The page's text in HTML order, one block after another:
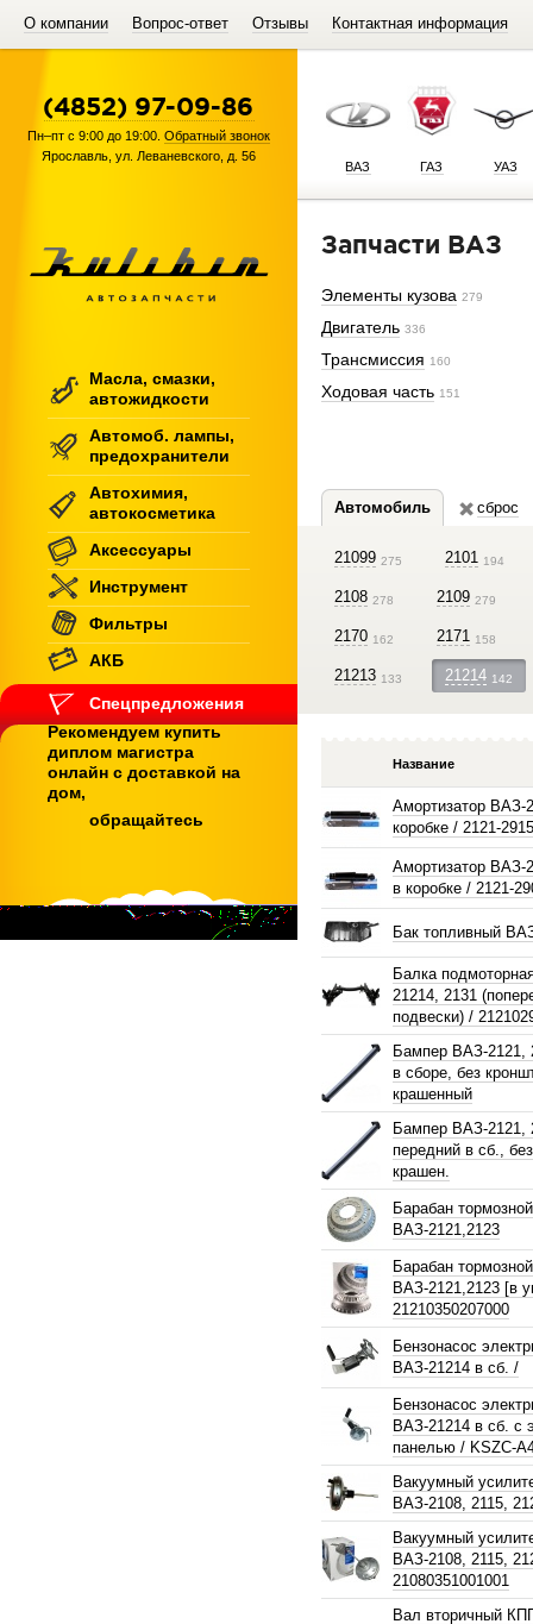
О компании Вопрос-ответ Отзывы Контактная информация
ВАЗ ГАЗ УАЗ
Запчасти ВАЗ
Элементы кузова 279
Двигатель 336
Трансмиссия 160
Ходовая часть 151
Автомобиль сброс
21099 275 2101 194
2108 278 2109 279
2170 162 2171 158
21213 133 21214 142
Название
Амортизатор ВАЗ-
коробке / 2121-
Амортизатор ВАЗ-
в коробке / 2121-
Бак топливный
Балка
21214, 2131
подвески) /
Бампер ВАЗ-2121,
в сборе, без
крашенный
Бампер ВАЗ-2121,
передний в сб.,
крашен.
Барабан тормозной
ВАЗ-2121,2123
Барабан тормозной
ВАЗ-2121,2123 [в
21210350207000
Бензонасос
ВАЗ-21214 в сб. /
Бензонасос
ВАЗ-21214 в сб. с
панелью / KSZC-
Вакуумный
ВАЗ-2108, 2115,
Вакуумный
ВАЗ-2108, 2115,
21080351001001
Вал вторичный
(4852) 97-09-86
Пн–пт с 9:00 до 19:00. Обратный звонок
Ярославль ул. Леваневского, д. 56
Масла, смазки,
автожидкости
Автомоб. лампы,
предохранители
Автохимия,
автокосметика
Аксессуары
Инструмент
Фильтры
АКБ
Спецпредложения
Рекомендуем купить
диплом магистра
онлайн с доставкой на
дом,
обращайтесь